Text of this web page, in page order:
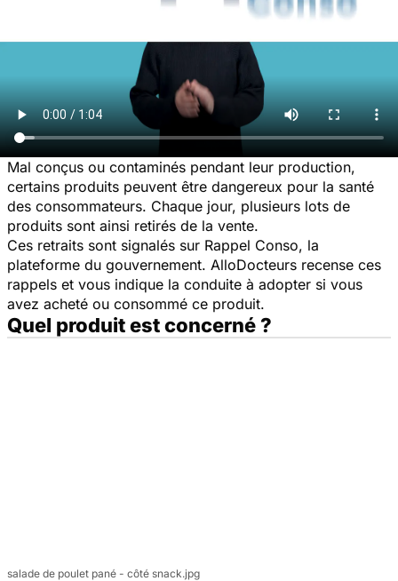
Mal conçus ou contaminés pendant leur production,
certains produits peuvent être dangereux pour la santé
des consommateurs. Chaque jour, plusieurs lots de
produits sont ainsi retirés de la vente.
Ces retraits sont signalés sur Rappel Conso, la
plateforme du gouvernement. AlloDocteurs recense ces
rappels et vous indique la conduite à adopter si vous
avez acheté ou consommé ce produit.
Quel produit est concerné ?
salade de poulet pané - côté snack.jpg